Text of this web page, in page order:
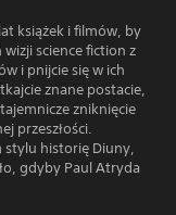
książek i filmów, by
science fiction z
i pnijcie się w ich
znane postacie,
zniknięcie
przeszłości.
stylu historię Diuny,
gdyby Paul Atryda